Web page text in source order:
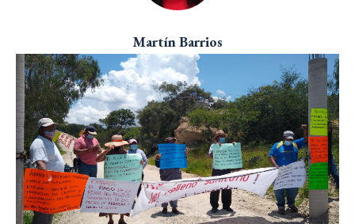
Martín Barrios